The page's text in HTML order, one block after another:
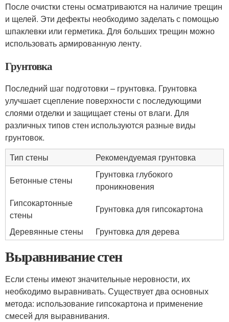
После очистки стены осматриваются на наличие трещин
и щелей. Эти дефекты необходимо заделать с помощью
шпаклевки или герметика. Для больших трещин можно
использовать армированную ленту.
Грунтовка
Последний шаг подготовки – грунтовка. Грунтовка
улучшает сцепление поверхности с последующими
слоями отделки и защищает стены от влаги. Для
различных типов стен используются разные виды
грунтовок.
Тип стены
Рекомендуемая грунтовка
Бетонные стены
Грунтовка глубокого
проникновения
Гипсокартонные
стены
Грунтовка для гипсокартона
Деревянные стены
Грунтовка для дерева
Выравнивание стен
Если стены имеют значительные неровности, их
необходимо выравнивать. Существует два основных
метода: использование гипсокартона и применение
смесей для выравнивания.